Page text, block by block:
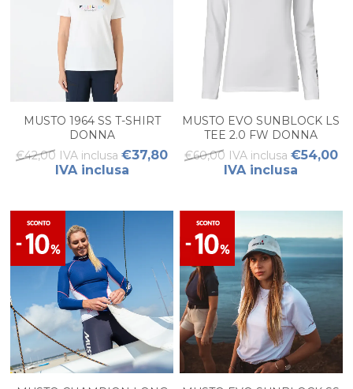
MUSTO 1964 SS T-SHIRT
DONNA
€42,00 IVA inclusa €37,80
IVA inclusa
MUSTO EVO SUNBLOCK LS
TEE 2.0 FW DONNA
€60,00 IVA inclusa €54,00
IVA inclusa